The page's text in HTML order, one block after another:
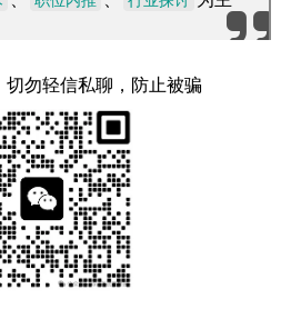
切勿轻信私聊，防止被骗